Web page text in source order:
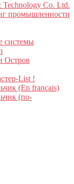
Co. Ltd.
промышленности
системы
Остров
List !
(En français)
(по-